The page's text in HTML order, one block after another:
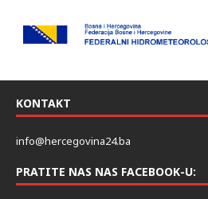
KONTAKT
info@hercegovina24.ba
PRATITE NAS NAS FACEBOOK-U: